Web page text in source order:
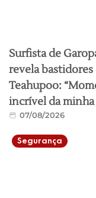
Surfista de
revela
Teahupoo:
incrível da minha
07/08/2026
Segurança